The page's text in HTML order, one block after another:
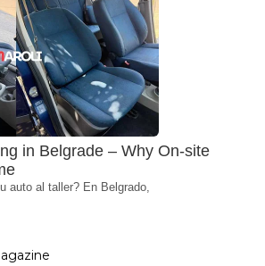
in Belgrade – Why On-site
auto al taller? En Belgrado,